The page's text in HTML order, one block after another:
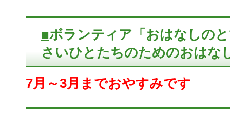
■ボランティア「おはなしの
さいひとたちのためのおはな
7月～3月までおやすみです